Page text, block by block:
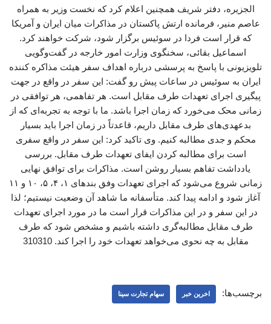
الجزیره، دفتر شریف همچنین اعلام کرد که نخست وزیر به همراه
عاصم منیر، فرمانده ارتش پاکستان در مذاکرات میان ایران و آمریکا
که قرار است فردا در سوئیس برگزار شود، شرکت خواهند کرد.
اسماعیل بقائی، سخنگوی وزارت امور خارجه در گفت‌وگویی
تلویزیونی با پاسخ به پرسشی درباره اهداف سفر هیئت مذاکره کننده
ایران به سوئیس در ساعات پیش رو گفت: این سفر در واقع در جهت
پیگیری اجرای تعهدات طرف مقابل است. هر تفاهمی، هر توافقی در
زمانی محک می‌خورد که زمان اجرا باشد. ما با توجه به تجربه‌ای که از
بدعهدی‌های طرف مقابل داریم، قاعدتاً در زمان اجرا باید بسیار
محکم و جدی مطالبه کنیم. وی تاکید کرد: این سفر در واقع سفری
است برای مطالبه کردن ایفای تعهدات طرف مقابل. بررسی
یادداشت تفاهم بسیار روشن است. مذاکرات برای توافق نهایی
زمانی شروع می‌شود که اجرای تعهدات وفق بندهای ۱، ۴، ۵، ۱۰ و ۱۱
آغاز شود و ادامه پیدا کند. متأسفانه ما شاهد آن وضعیت نیستیم؛ لذا
در این سفر و در این مذاکرات قرار است ما در مورد اجرای تعهدات
طرف مقابل مطالبه‌گری داشته باشیم و مشخص شود که طرف
مقابل به چه نحوی می‌خواهد تعهدات خود را اجرا کند. 310310
برچسب‌ها: اخرین خبر سهام تجارت سینا